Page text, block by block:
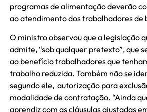
programas de alimentação deverão
ao atendimento dos trabalhadores de
O ministro observou que a legislação
admite, “sob qualquer pretexto”, que
ao benefício trabalhadores que
trabalho reduzida. Também não se
segundo ele, autorização para
modalidade de contratação. “Ainda
aprendiz com as cláusulas ajustadas